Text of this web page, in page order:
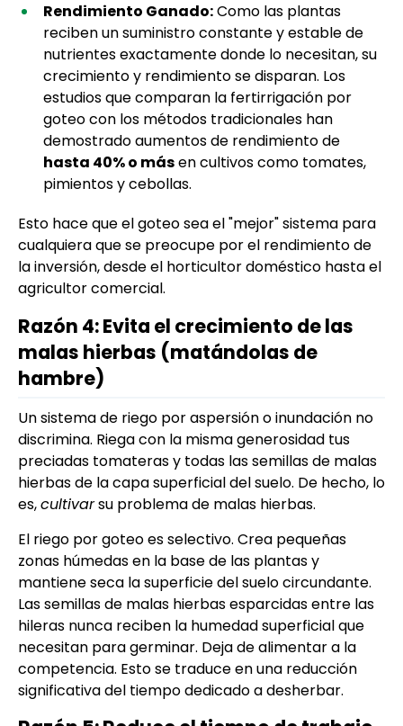
Rendimiento Ganado:Como las plantas
reciben un suministro constante y estable de
nutrientes exactamente donde lo necesitan, su
crecimiento y rendimiento se disparan. Los
estudios que comparan la fertirrigación por
goteo con los métodos tradicionales han
demostrado aumentos de rendimiento de
hasta 40% o másen cultivos como tomates,
pimientos y cebollas.
Esto hace que el goteo sea el "mejor" sistema para
cualquiera que se preocupe por el rendimiento de
la inversión, desde el horticultor doméstico hasta el
agricultor comercial.
Razón 4: Evita el crecimiento de las
malas hierbas (matándolas de
hambre)
Un sistema de riego por aspersión o inundación no
discrimina. Riega con la misma generosidad tus
preciadas tomateras y todas las semillas de malas
hierbas de la capa superficial del suelo. De hecho, lo
es,cultivarsu problema de malas hierbas.
El riego por goteo es selectivo. Crea pequeñas
zonas húmedas en la base de las plantas y
mantiene seca la superficie del suelo circundante.
Las semillas de malas hierbas esparcidas entre las
hileras nunca reciben la humedad superficial que
necesitan para germinar. Deja de alimentar a la
competencia. Esto se traduce en una reducción
significativa del tiempo dedicado a desherbar.